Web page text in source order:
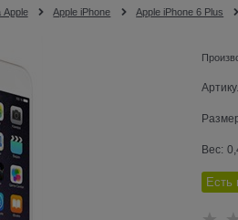
Apple Apple iPhone Apple iPhone 6 Plus
Вес:
Есть